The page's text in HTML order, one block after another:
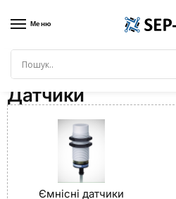
Меню
Головна
Датчики
Ємнісні датчики